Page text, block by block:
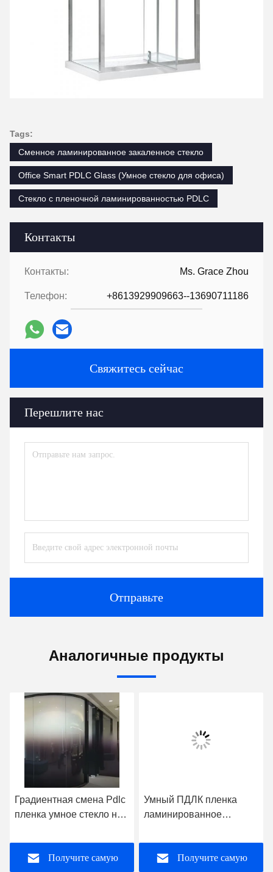
Контакты
Контакты: Ms. Grace Zhou
Телефон: +8613929909663--13690711186
Свяжитесь сейчас
Перешлите нас
Отправьте
Tags:
Сменное ламинированное закаленное стекло
Office Smart PDLC Glass (Умное стекло для офиса)
Стекло с пленочной ламинированностью PDLC
Аналогичные продукты
Градиентная смена Pdlc
пленка умное стекло на
стены
Получите самую
Умный ПДЛК пленка
ламинированное
переключается для
офисного здания
Получите самую